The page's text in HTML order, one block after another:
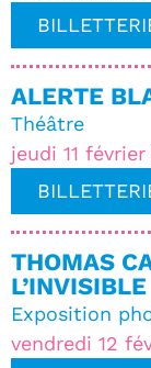
jeudi 11
ALERTE
Théâtre
vendredi 12
THOMAS
L’INVISIBLE
Exposition